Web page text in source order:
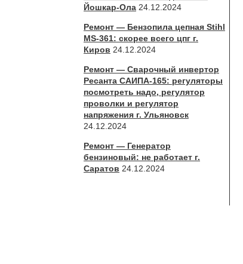
Йошкар-Ола 24.12.2024
Ремонт — Бензопила цепная Stihl
MS-361: скорее всего цпг г.
Киров 24.12.2024
Ремонт — Сварочный инвертор
Ресанта САИПА-165: регуляторы
посмотреть надо, регулятор
проволки и регулятор
напряжения г. Ульяновск
24.12.2024
Ремонт — Генератор
бензиновый: не работает г.
Саратов 24.12.2024